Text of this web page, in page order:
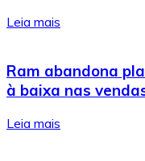
Leia mais
Ram abandona
à baixa nas
Leia mais